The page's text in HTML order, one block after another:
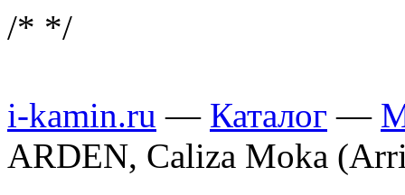
/* */
i-kamin.ru — Каталог —
ARDEN, Caliza Moka